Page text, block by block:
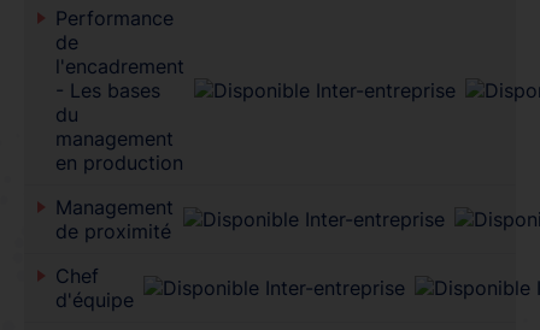
Performance
de
l'encadrement
- Les bases
du
management
en production
Management
de proximité
Chef
d'équipe